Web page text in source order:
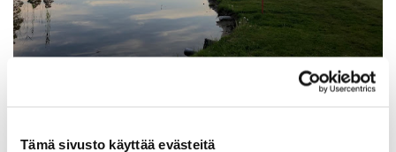
Tämä sivusto käyttää evästeitä
molempina päivinä. Viikon paras tulos palkitaan